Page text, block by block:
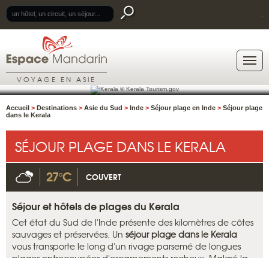
VOYAGE EN ASIE
Accueil > Destinations > Asie du Sud > Inde > Séjour plage en Inde > Séjour plage
dans le Kerala
SÉJOUR PLAGE DANS LE KERALA
27°C COUVERT
Séjour et hôtels de plages du Kerala
Cet état du Sud de l'Inde présente des kilomètres de côtes
sauvages et préservées. Un séjour plage dans le Kerala
vous transporte le long d'un rivage parsemé de longues